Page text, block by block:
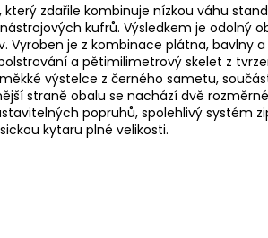
zdařile kombinuje nízkou váhu
kufrů. Výsledkem je odolný
Vyroben je z kombinace plátna, bavlny
a pětimilimetrový skelet z
výstelce z černého sametu,
straně obalu se nachází dvě
popruhů, spolehlivý systém
kytaru plné velikosti.